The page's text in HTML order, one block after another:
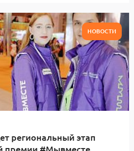
НОВОСТИ
региональный этап